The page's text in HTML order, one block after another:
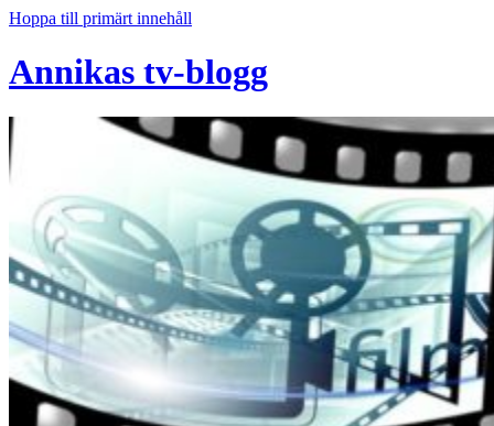
Hoppa till primärt innehåll
Annikas tv-blogg